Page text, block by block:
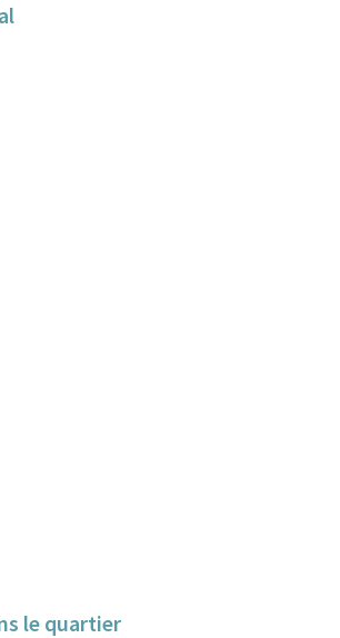
le quartier